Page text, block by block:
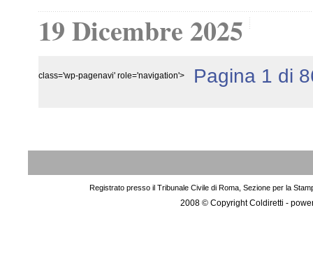
19 Dicembre 2025
class='wp-pagenavi' role='navigation'> Pagina 1 di
Registrato presso il Tribunale Civile di Roma, Sezione per la
2008 © Copyright Coldiretti -